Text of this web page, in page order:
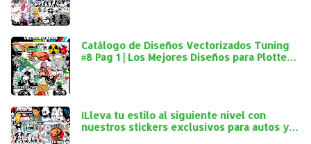
Catálogo de Diseños Vectorizados Tuning
#8 Pag 1 | Los Mejores Diseños para Plotter
¡Lleva tu estilo al siguiente nivel con
nuestros stickers exclusivos para autos y